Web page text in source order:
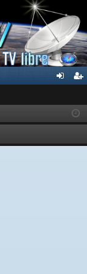
ar
ist
rs